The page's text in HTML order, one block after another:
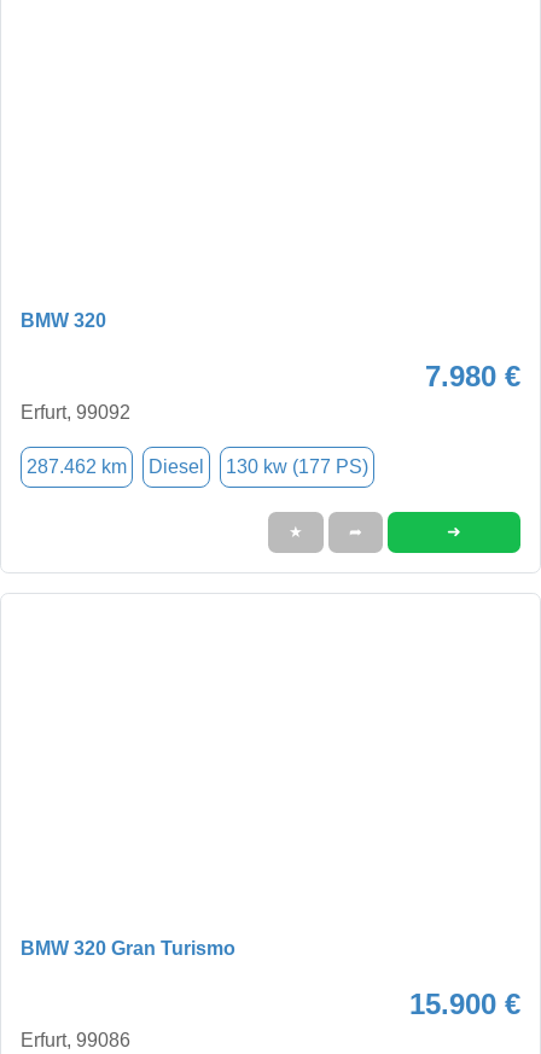
BMW 320
7.980 €
Erfurt, 99092
287.462 km Diesel 130 kw (177 PS)
★ ➦ ➜
BMW 320 Gran Turismo
15.900 €
Erfurt, 99086